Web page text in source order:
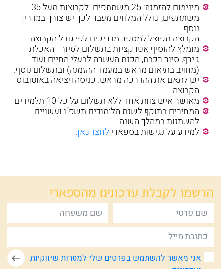
מינימום להזמנה: 25 משתתפים. לקבוצות מעל 35
משתתפים, כולל המלווים מעבר לכך יש צורך במדריך
נוסף.
הקבוצה תפוצל למספר מדריכים לפי גודל הקבוצה.
מומלץ להוסיף אטרקציות בתשלום לסיור - האכלת
ג'ירף, סיור רכבת, הכנת העשרה לבעלי החיים ועוד
(מחויב בתיאום מראש במעמד ההזמנה) ובתשלום נוסף.
יש לתאם את ההדרכה מראש. כניסה ויציאה באוטובוס
הקבוצה.
מאושר איש צוות אחד ללא תשלום על כל 10 תלמידים
המחירים בתוקף לשנת הלימודים תשפ"ו ועשויים
להשתנות במהלך השנה.
למידע על נגישות בספארילחצו כאן.
הרשמו לקבלת עדכונים מהספארי
אני מאשר להשתמש בפרטים שלי למטרות שיווקיות